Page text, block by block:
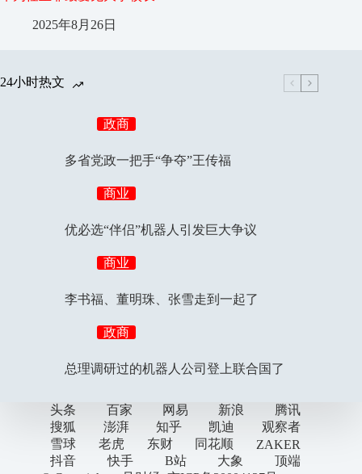
2025年8月26日
24小时热文
政商
多省党政一把手“争夺”王传福
商业
优必选“伴侣”机器人引发巨大争议
商业
李书福、董明珠、张雪走到一起了
政商
总理调研过的机器人公司登上联合国了
头条 百家 网易 新浪
腾讯
搜狐
澎湃 知乎 凯迪
观察者
雪球
老虎 东财 同花顺
ZAKER
抖音
快手 B站 大象
顶端